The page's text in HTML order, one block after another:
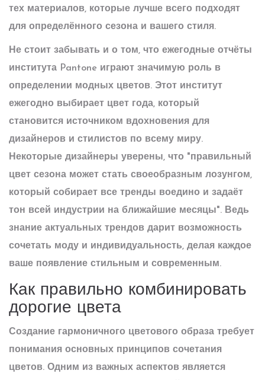
тех материалов, которые лучше всего подходят
для определённого сезона и вашего стиля.
Не стоит забывать и о том, что ежегодные отчёты
института Pantone играют значимую роль в
определении модных цветов. Этот институт
ежегодно выбирает цвет года, который
становится источником вдохновения для
дизайнеров и стилистов по всему миру.
Некоторые дизайнеры уверены, что "правильный
цвет сезона может стать своеобразным лозунгом,
который собирает все тренды воедино и задаёт
тон всей индустрии на ближайшие месяцы". Ведь
знание актуальных трендов дарит возможность
сочетать моду и индивидуальность, делая каждое
ваше появление стильным и современным.
Как правильно комбинировать
дорогие цвета
Создание гармоничного цветового образа требует
понимания основных принципов сочетания
цветов. Одним из важных аспектов является